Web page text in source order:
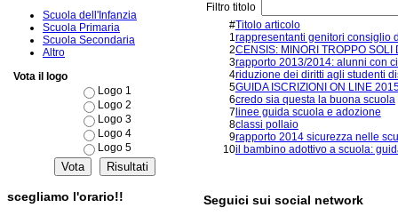
Scuola dell'Infanzia
Scuola Primaria
Scuola Secondaria
Altro
Vota il logo
Logo 1
Logo 2
Logo 3
Logo 4
Logo 5
scegliamo l'orario!!
Filtro titolo
#Titolo articolo
1rappresentanti genitori consiglio
2CENSIS: MINORI TROPPO SOLI
3rapporto 2013/2014: alunni con
4riduzione dei diritti agli studenti
5GUIDA ISCRIZIONI ON LINE
6credo sia questa la buona scuola
7 linee guida scuola e adozione
8classi pollaio
9rapporto 2014 sicurezza nelle
10il bambino adottivo a scuola:
Seguici sui social network